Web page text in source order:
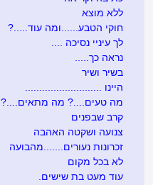
ללא מוצא
חוקי הטבע......ומה עוד.....?
לך עיניי נסיכה ....
נראה כך.....
בשיר ושיר
היינו ...........................
מה טעים....? מה מתאים....?
קרב שבפנים
צנועה ושקטה האהבה
זכרונות נעורים.......מהבועה
לא בכל מקום
עוד מעט בת שישים.